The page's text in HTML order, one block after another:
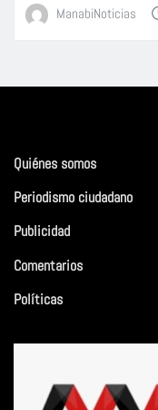
ManabiNoticias
Quiénes somos
Periodismo ciudadano
Publicidad
Comentarios
Políticas